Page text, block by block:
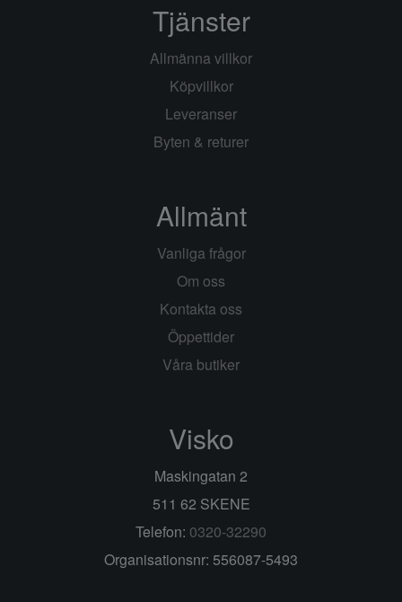
Tjänster
Allmänna villkor
Köpvillkor
Leveranser
Byten & returer
Allmänt
Vanliga frågor
Om oss
Kontakta oss
Öppettider
Våra butiker
Visko
Maskingatan 2
511 62 SKENE
Telefon: 0320-32290
Organisationsnr: 556087-5493